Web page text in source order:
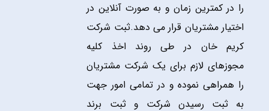
را در کمترین زمان و به صورت آنلاین در
اختیار مشتریان قرار می دهد.ثبت شرکت
کریم خان در طی روند اخذ کلیه
مجوزهای لازم برای یک شرکت مشتریان
را همراهی نموده و در تمامی امور جهت
به ثبت رسیدن شرکت و ثبت برند